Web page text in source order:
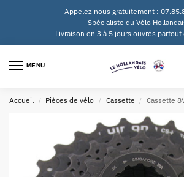
Appelez nous gratuitement :
Spécialiste du Vélo
Livraison en 3 à 5 jours ouvrés partout
MENU
Accueil / Pièces de vélo / Cassette / Cassette 8V